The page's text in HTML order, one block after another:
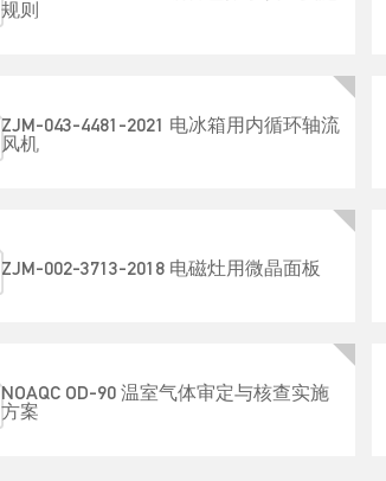
规则
ZJM-043-4481-2021 电冰箱用内循环轴流
风机
ZJM-002-3713-2018 电磁灶用微晶面板
NOAQC OD-90 温室气体审定与核查实施
方案